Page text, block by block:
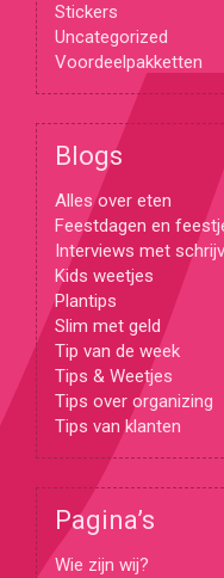
Stickers
Uncategorized
Voordeelpakketten
Blogs
Alles over eten
Feestdagen en
Interviews met
Kids weetjes
Plantips
Slim met geld
Tip van de week
Tips & Weetjes
Tips over organizing
Tips van klanten
Pagina’s
Wie zijn wij?